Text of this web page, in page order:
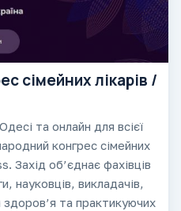
сімейних лікарів /
та онлайн для всієї
конгрес сімейних
Захід об’єднає фахівців
науковців, викладачів,
здоров’я та практикуючих